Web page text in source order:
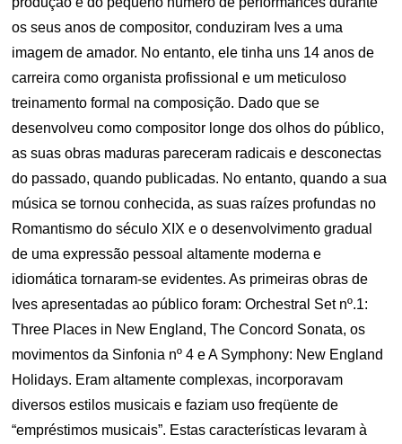
os seus anos de compositor, conduziram Ives a uma
imagem de amador. No entanto, ele tinha uns 14 anos de
carreira como organista profissional e um meticuloso
treinamento formal na composição. Dado que se
desenvolveu como compositor longe dos olhos do público,
as suas obras maduras pareceram radicais e desconectas
do passado, quando publicadas. No entanto, quando a sua
música se tornou conhecida, as suas raízes profundas no
Romantismo do século XIX e o desenvolvimento gradual
de uma expressão pessoal altamente moderna e
idiomática tornaram-se evidentes. As primeiras obras de
Ives apresentadas ao público foram: Orchestral Set nº.1:
Three Places in New England, The Concord Sonata, os
movimentos da Sinfonia nº 4 e A Symphony: New England
Holidays. Eram altamente complexas, incorporavam
diversos estilos musicais e faziam uso freqüente de
“empréstimos musicais”. Estas características levaram à